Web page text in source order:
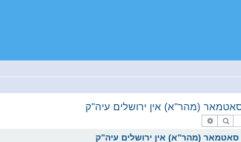
(מהר"א) אין ירושלים עיה"ק
זוך